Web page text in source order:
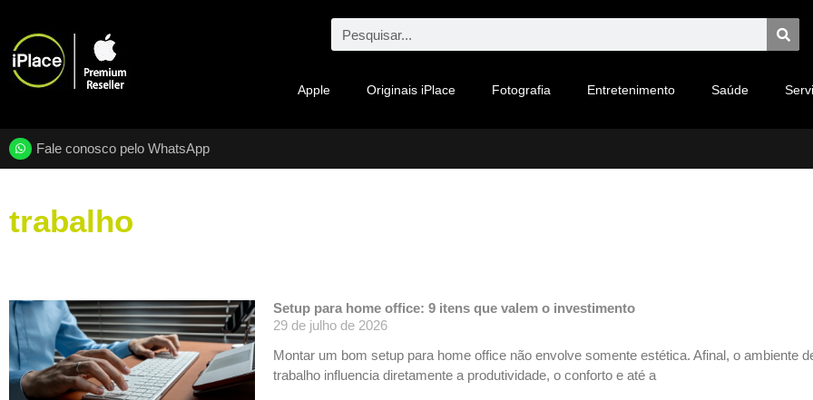
Apple Originais iPlace Fotografia Entretenimento Saúde
Fale conosco pelo WhatsApp
trabalho
Setup para home office: 9 itens que valem o investimento
29 de julho de 2026
Montar um bom setup para home office não envolve somente estética. Afinal, o ambiente
trabalho influencia diretamente a produtividade, o conforto e até a